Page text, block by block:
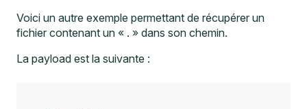
Voici un autre exemple permettant de récupérer un
fichier contenant un « . » dans son chemin.
La payload est la suivante :